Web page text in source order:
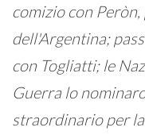
comizio con
dell'Argentina;
con Togliatti; le
Guerra lo
straordinario per